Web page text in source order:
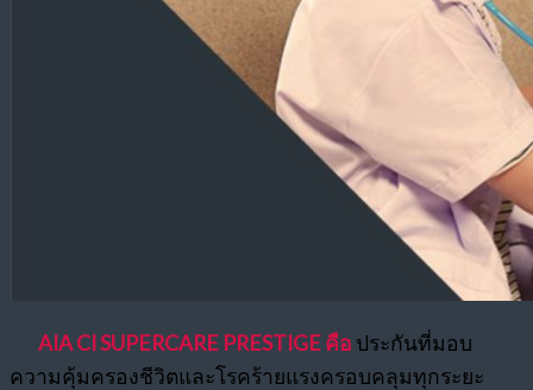
AIA CI SUPERCARE PRESTIGE คือ ประกันที่มอบ
ความคุ้มครองชีวิตและโรคร้ายแรงครอบคลุมทุกระยะ